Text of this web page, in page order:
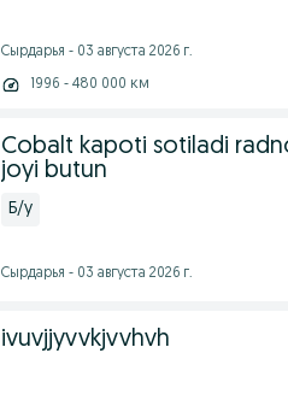
Cырдарья - 03 августа 2026 г.
1996 - 480 000 км
Cobalt kapoti sotiladi
joyi butun
Б/у
Cырдарья - 03 августа 2026 г.
ivuvjjyvvkjvvhvh